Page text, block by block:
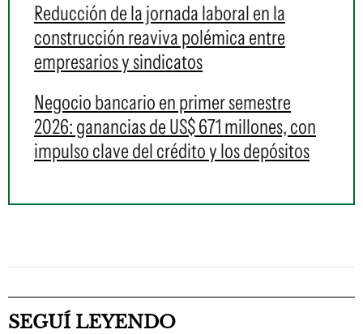
Reducción de la jornada laboral en la
construcción reaviva polémica entre
empresarios y sindicatos
Negocio bancario en primer semestre
2026: ganancias de US$ 671 millones, con
impulso clave del crédito y los depósitos
SEGUÍ LEYENDO